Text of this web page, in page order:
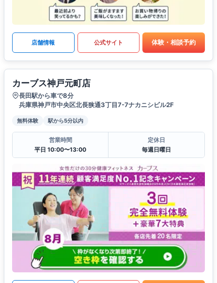
店舗情報 公式サイト 体験・相談予約
カーブス神戸元町店
長田駅から車で8分
兵庫県神戸市中央区北長狭通3丁目7-7ナカニシビル2F
無料体験 駅から5分以内
営業時間
平日 10:00〜13:00
定休日
毎週日曜日